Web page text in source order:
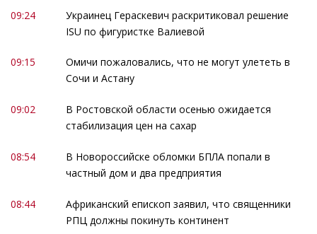
09:24
Украинец Гераскевич раскритиковал решение
ISU по фигуристке Валиевой
09:15
Омичи пожаловались, что не могут улететь в
Сочи и Астану
09:02
В Ростовской области осенью ожидается
стабилизация цен на сахар
08:54
В Новороссийске обломки БПЛА попали в
частный дом и два предприятия
08:44
Африканский епископ заявил, что священники
РПЦ должны покинуть континент